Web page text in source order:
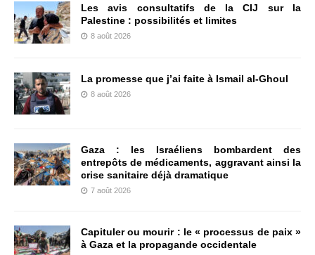
Les avis consultatifs de la CIJ sur la
Palestine : possibilités et limites
8 août 2026
La promesse que j’ai faite à Ismail al-Ghoul
8 août 2026
Gaza : les Israéliens bombardent des
entrepôts de médicaments, aggravant ainsi la
crise sanitaire déjà dramatique
7 août 2026
Capituler ou mourir : le « processus de paix »
à Gaza et la propagande occidentale